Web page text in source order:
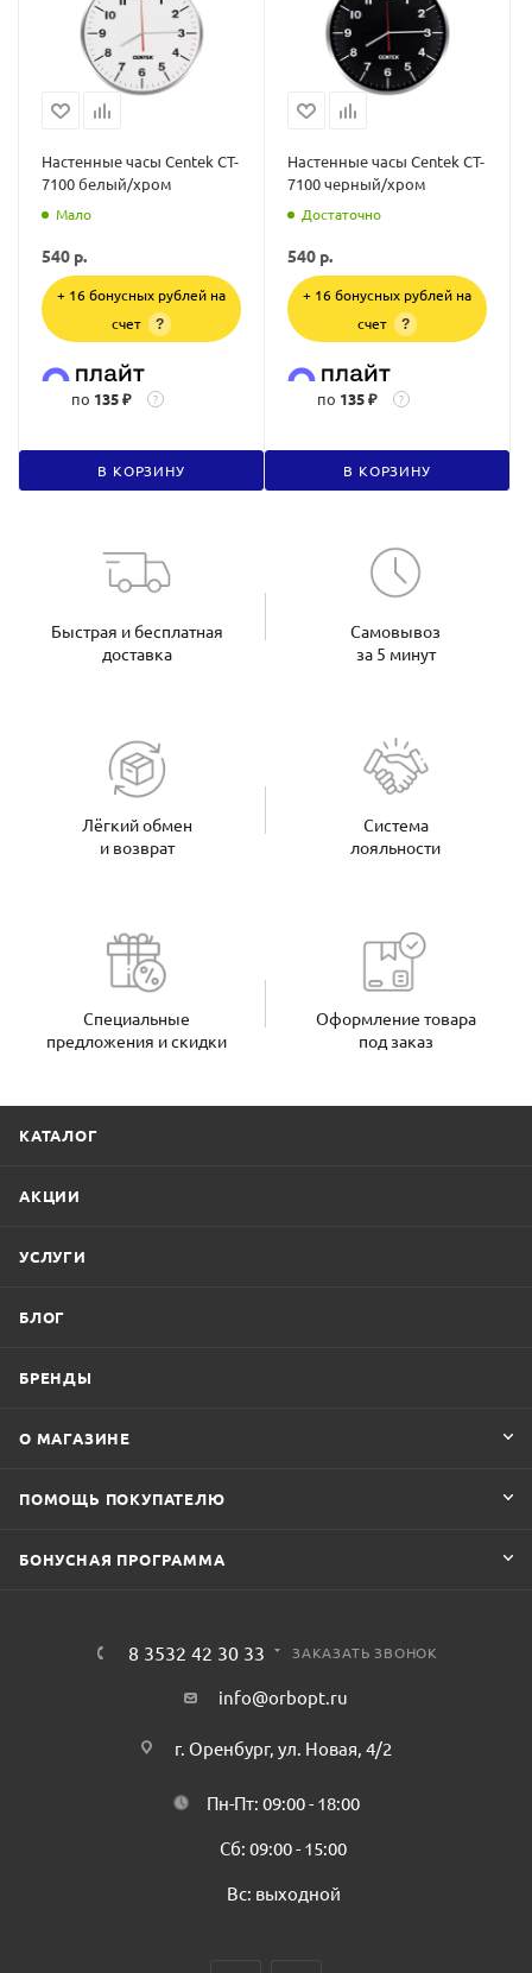
Настенные часы Centek CT-
7100 белый/хром
Мало
540 р.
+ 16 бонусных рублей на
счет
?
по 135 ₽ ?
В КОРЗИНУ
Настенные часы Centek CT-
7100 черный/хром
Достаточно
540 р.
+ 16 бонусных рублей на
счет
?
по 135 ₽ ?
В КОРЗИНУ
Быстрая и бесплатная
доставка
Самовывоз
за 5 минут
Лёгкий обмен
и возврат
Система
лояльности
Специальные
предложения и скидки
Оформление товара
под заказ
КАТАЛОГ
АКЦИИ
УСЛУГИ
БЛОГ
БРЕНДЫ
О МАГАЗИНЕ
ПОМОЩЬ ПОКУПАТЕЛЮ
БОНУСНАЯ ПРОГРАММА
8 3532 42 30 33 ЗАКАЗАТЬ ЗВОНОК
info@orbopt.ru
г. Оренбург, ул. Новая, 4/2
Пн-Пт: 09:00 - 18:00
Сб: 09:00 - 15:00
Вс: выходной